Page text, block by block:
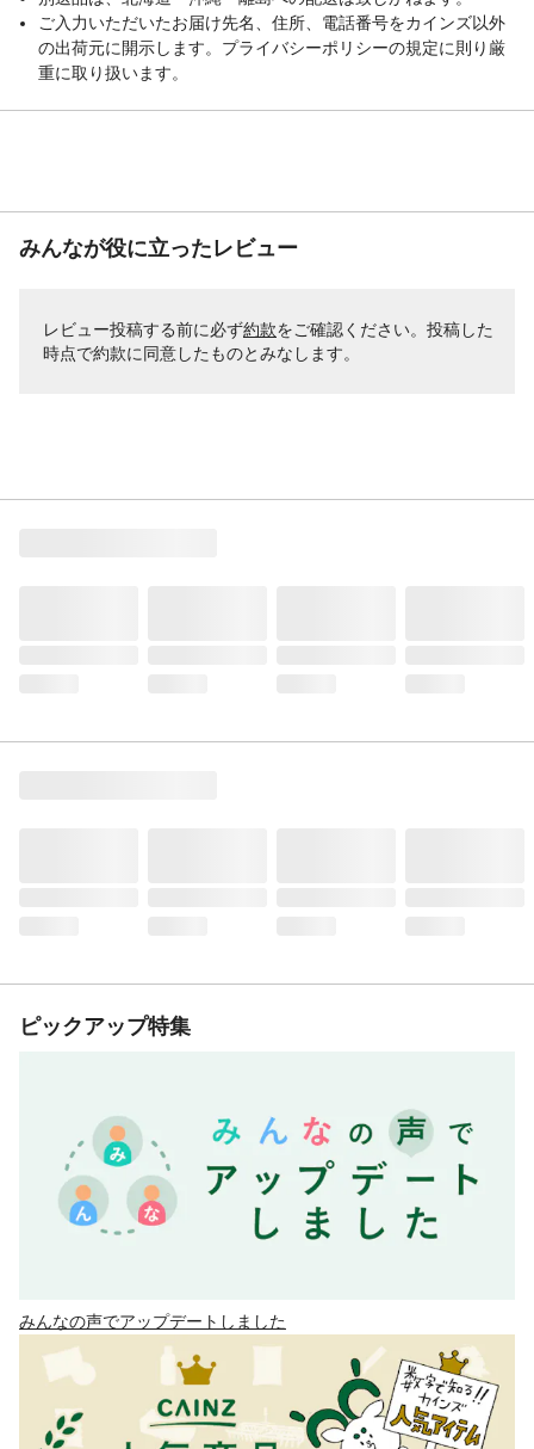
ご入力いただいたお届け先名、住所、電話番号をカインズ以外
の出荷元に開示します。プライバシーポリシーの規定に則り厳
重に取り扱います。
みんなが役に立ったレビュー
レビュー投稿する前に必ず約款をご確認ください。投稿した
時点で約款に同意したものとみなします。
ピックアップ特集
みんなの声でアップデートしました